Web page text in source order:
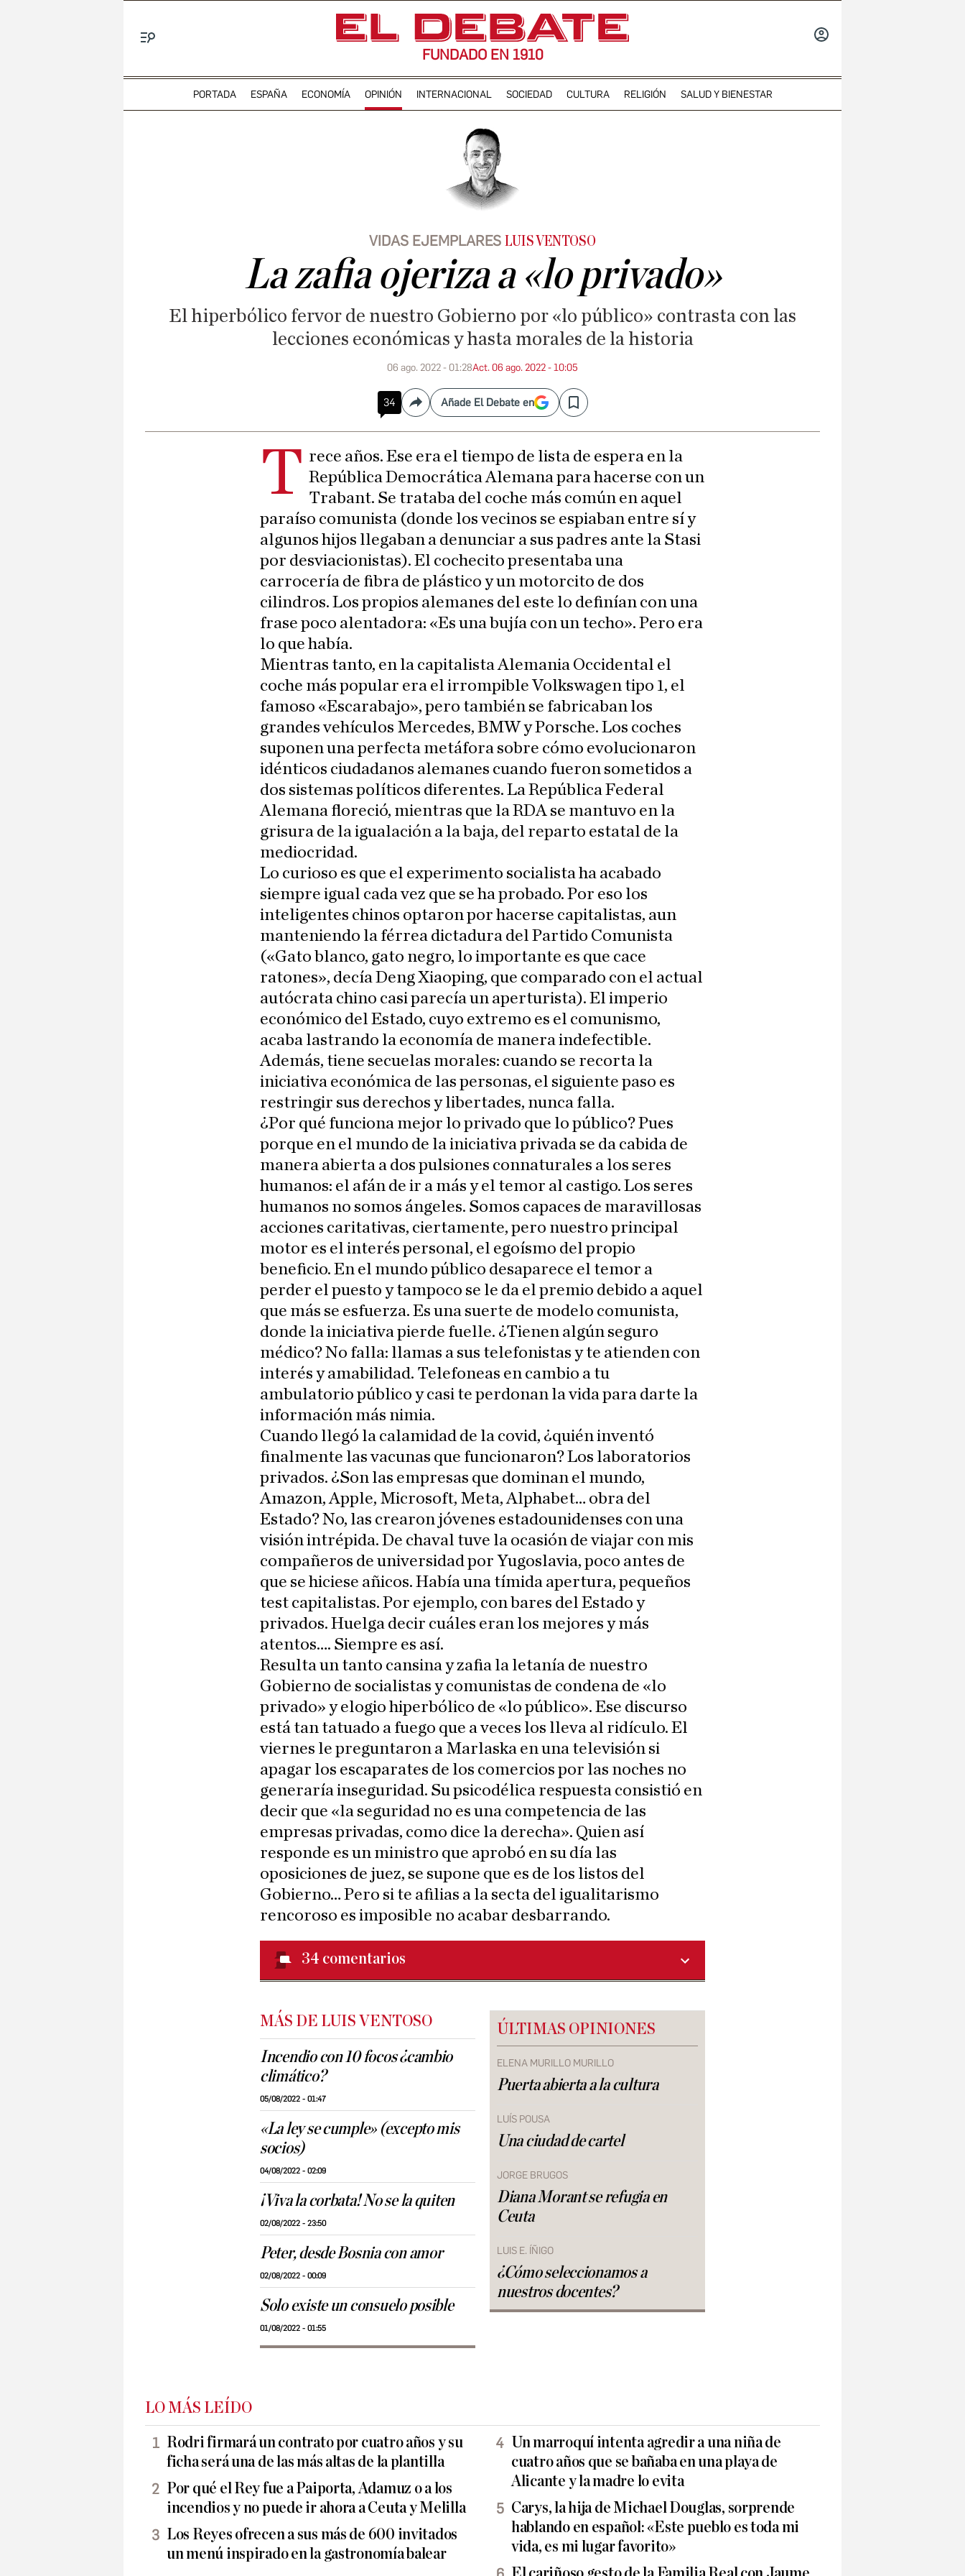
FUNDADO EN 1910
PORTADA ESPAÑA ECONOMÍA OPINIÓN INTERNACIONAL SOCIEDAD CULTURA RELIGIÓN SALUD Y BIENESTAR
VIDAS EJEMPLARES LUIS VENTOSO
La zafia ojeriza a «lo privado»
El hiperbólico fervor de nuestro Gobierno por «lo público» contrasta con las
lecciones económicas y hasta morales de la historia
06 ago. 2022 - 01:28Act. 06 ago. 2022 - 10:05
34 CompartirAñade El Debate en Save
T rece años. Ese era el tiempo de lista de espera en la
República Democrática Alemana para hacerse con un
Trabant. Se trataba del coche más común en aquel
paraíso comunista (donde los vecinos se espiaban entre sí y
algunos hijos llegaban a denunciar a sus padres ante la Stasi
por desviacionistas). El cochecito presentaba una
carrocería de fibra de plástico y un motorcito de dos
cilindros. Los propios alemanes del este lo definían con una
frase poco alentadora: «Es una bujía con un techo». Pero era
lo que había.
Mientras tanto, en la capitalista Alemania Occidental el
coche más popular era el irrompible Volkswagen tipo 1, el
famoso «Escarabajo», pero también se fabricaban los
grandes vehículos Mercedes, BMW y Porsche. Los coches
suponen una perfecta metáfora sobre cómo evolucionaron
idénticos ciudadanos alemanes cuando fueron sometidos a
dos sistemas políticos diferentes. La República Federal
Alemana floreció, mientras que la RDA se mantuvo en la
grisura de la igualación a la baja, del reparto estatal de la
mediocridad.
Lo curioso es que el experimento socialista ha acabado
siempre igual cada vez que se ha probado. Por eso los
inteligentes chinos optaron por hacerse capitalistas, aun
manteniendo la férrea dictadura del Partido Comunista
(«Gato blanco, gato negro, lo importante es que cace
ratones», decía Deng Xiaoping, que comparado con el actual
autócrata chino casi parecía un aperturista). El imperio
económico del Estado, cuyo extremo es el comunismo,
acaba lastrando la economía de manera indefectible.
Además, tiene secuelas morales: cuando se recorta la
iniciativa económica de las personas, el siguiente paso es
restringir sus derechos y libertades, nunca falla.
¿Por qué funciona mejor lo privado que lo público? Pues
porque en el mundo de la iniciativa privada se da cabida de
manera abierta a dos pulsiones connaturales a los seres
humanos: el afán de ir a más y el temor al castigo. Los seres
humanos no somos ángeles. Somos capaces de maravillosas
acciones caritativas, ciertamente, pero nuestro principal
motor es el interés personal, el egoísmo del propio
beneficio. En el mundo público desaparece el temor a
perder el puesto y tampoco se le da el premio debido a aquel
que más se esfuerza. Es una suerte de modelo comunista,
donde la iniciativa pierde fuelle. ¿Tienen algún seguro
médico? No falla: llamas a sus telefonistas y te atienden con
interés y amabilidad. Telefoneas en cambio a tu
ambulatorio público y casi te perdonan la vida para darte la
información más nimia.
Cuando llegó la calamidad de la covid, ¿quién inventó
finalmente las vacunas que funcionaron? Los laboratorios
privados. ¿Son las empresas que dominan el mundo,
Amazon, Apple, Microsoft, Meta, Alphabet… obra del
Estado? No, las crearon jóvenes estadounidenses con una
visión intrépida. De chaval tuve la ocasión de viajar con mis
compañeros de universidad por Yugoslavia, poco antes de
que se hiciese añicos. Había una tímida apertura, pequeños
test capitalistas. Por ejemplo, con bares del Estado y
privados. Huelga decir cuáles eran los mejores y más
atentos…. Siempre es así.
Resulta un tanto cansina y zafia la letanía de nuestro
Gobierno de socialistas y comunistas de condena de «lo
privado» y elogio hiperbólico de «lo público». Ese discurso
está tan tatuado a fuego que a veces los lleva al ridículo. El
viernes le preguntaron a Marlaska en una televisión si
apagar los escaparates de los comercios por las noches no
generaría inseguridad. Su psicodélica respuesta consistió en
decir que «la seguridad no es una competencia de las
empresas privadas, como dice la derecha». Quien así
responde es un ministro que aprobó en su día las
oposiciones de juez, se supone que es de los listos del
Gobierno… Pero si te afilias a la secta del igualitarismo
rencoroso es imposible no acabar desbarrando.
34 comentarios
MÁS DE LUIS VENTOSO
Incendio con 10 focos ¿cambio
climático?
05/08/2022 - 01:47
«La ley se cumple» (excepto mis
socios)
04/08/2022 - 02:09
¡Viva la corbata! No se la quiten
02/08/2022 - 23:50
Peter, desde Bosnia con amor
02/08/2022 - 00:09
Solo existe un consuelo posible
01/08/2022 - 01:55
ÚLTIMAS OPINIONES
ELENA MURILLO MURILLO
Puerta abierta a la cultura
LUÍS POUSA
Una ciudad de cartel
JORGE BRUGOS
Diana Morant se refugia en
Ceuta
LUIS E. ÍÑIGO
¿Cómo seleccionamos a
nuestros docentes?
LO MÁS LEÍDO
Rodri firmará un contrato por cuatro años y su
ficha será una de las más altas de la plantilla
Por qué el Rey fue a Paiporta, Adamuz o a los
incendios y no puede ir ahora a Ceuta y Melilla
Los Reyes ofrecen a sus más de 600 invitados
un menú inspirado en la gastronomía balear
Un marroquí intenta agredir a una niña de
cuatro años que se bañaba en una playa de
Alicante y la madre lo evita
Carys, la hija de Michael Douglas, sorprende
hablando en español: «Este pueblo es toda mi
vida, es mi lugar favorito»